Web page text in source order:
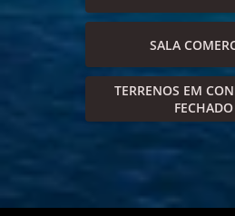
SALA
TERRENOS EM
FECHADO